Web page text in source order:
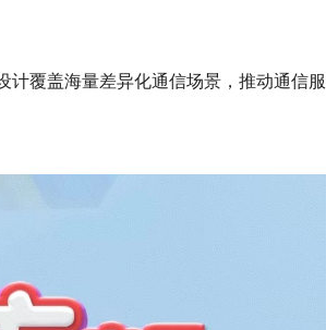
计覆盖海量差异化通信场景，推动通信服